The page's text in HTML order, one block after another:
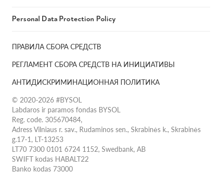
ПРАВИЛА СБОРА СРЕДСТВ
РЕГЛАМЕНТ СБОРА СРЕДСТВ НА ИНИЦИАТИВЫ
АНТИДИСКРИМИНАЦИОННАЯ ПОЛИТИКА
© 2020-2026 #BYSOL
Labdaros ir paramos fondas BYSOL
Reg. code. 305670484,
Adress Vilniaus r. sav., Rudaminos sen., Skrabinės k., Skrabinės
g.17-1, LT-13253
LT70 7300 0101 6724 1152, Swedbank, AB
SWIFT kodas HABALT22
Banko kodas 73000
Personal Data Protection Policy